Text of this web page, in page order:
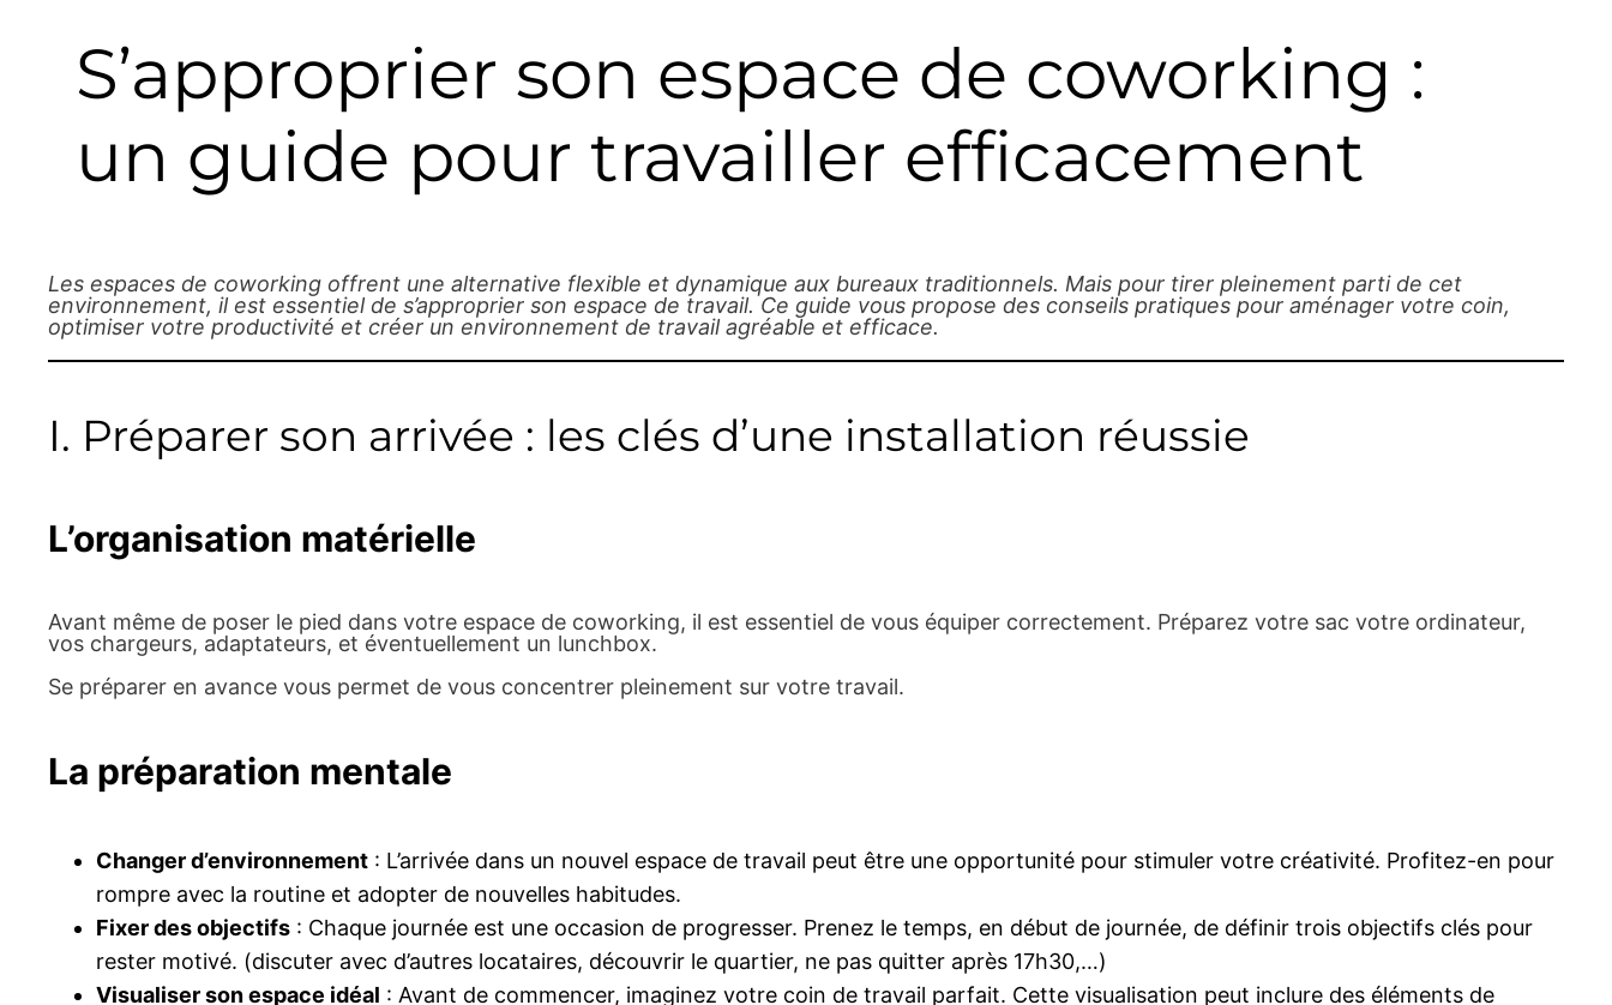
S’approprier son espace de coworking :
un guide pour travailler efficacement
Les espaces de coworking offrent une alternative flexible et dynamique aux bureaux traditionnels. Mais pour tirer pleinement parti de cet
environnement, il est essentiel de s’approprier son espace de travail. Ce guide vous propose des conseils pratiques pour aménager votre coin,
optimiser votre productivité et créer un environnement de travail agréable et efficace.
I. Préparer son arrivée : les clés d’une installation réussie
L’organisation matérielle
Avant même de poser le pied dans votre espace de coworking, il est essentiel de vous équiper correctement. Préparez votre sac votre ordinateur,
vos chargeurs, adaptateurs, et éventuellement un lunchbox.
Se préparer en avance vous permet de vous concentrer pleinement sur votre travail.
La préparation mentale
Changer d’environnement : L’arrivée dans un nouvel espace de travail peut être une opportunité pour stimuler votre créativité. Profitez-en pour
rompre avec la routine et adopter de nouvelles habitudes.
Fixer des objectifs : Chaque journée est une occasion de progresser. Prenez le temps, en début de journée, de définir trois objectifs clés pour
rester motivé. (discuter avec d’autres locataires, découvrir le quartier, ne pas quitter après 17h30,…)
Visualiser son espace idéal : Avant de commencer, imaginez votre coin de travail parfait. Cette visualisation peut inclure des éléments de